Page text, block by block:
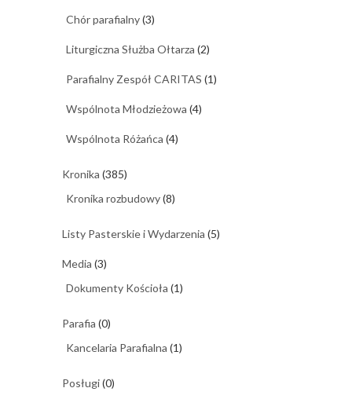
Chór parafialny(3)
Liturgiczna Służba Ołtarza (2)
Parafialny Zespół CARITAS (1)
Wspólnota Młodzieżowa (4)
Wspólnota Różańca (4)
Kronika (385)
Kronika rozbudowy(8)
Listy Pasterskie i Wydarzenia (5)
Media (3)
Dokumenty Kościoła (1)
Parafia (0)
Kancelaria Parafialna (1)
Posługi(0)